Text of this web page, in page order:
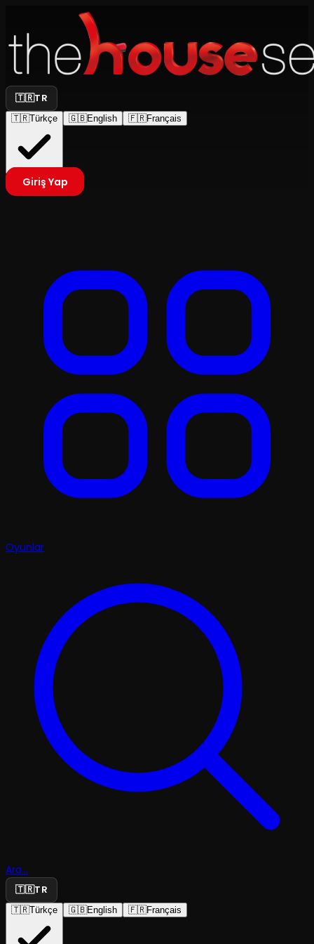
🇹🇷TR
🇹🇷Türkçe 🇬🇧English 🇫🇷Français
Giriş Yap
Oyunlar
Ara...
🇹🇷TR
🇹🇷Türkçe 🇬🇧English 🇫🇷Français